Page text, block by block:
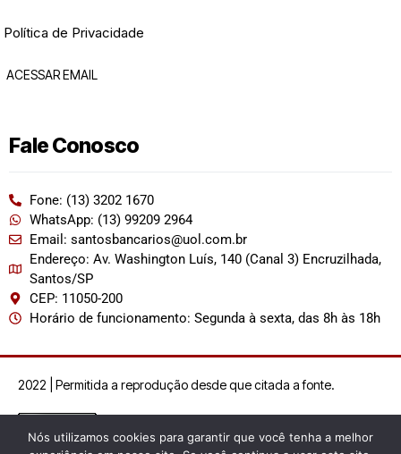
Política de Privacidade
ACESSAR EMAIL
Fale Conosco
Fone: (13) 3202 1670
WhatsApp: (13) 99209 2964
Email: santosbancarios@uol.com.br
Endereço: Av. Washington Luís, 140 (Canal 3) Encruzilhada,
Santos/SP
CEP: 11050-200
Horário de funcionamento: Segunda à sexta, das 8h às 18h
2022 | Permitida a reprodução desde que citada a fonte.
Nós utilizamos cookies para garantir que você tenha a melhor